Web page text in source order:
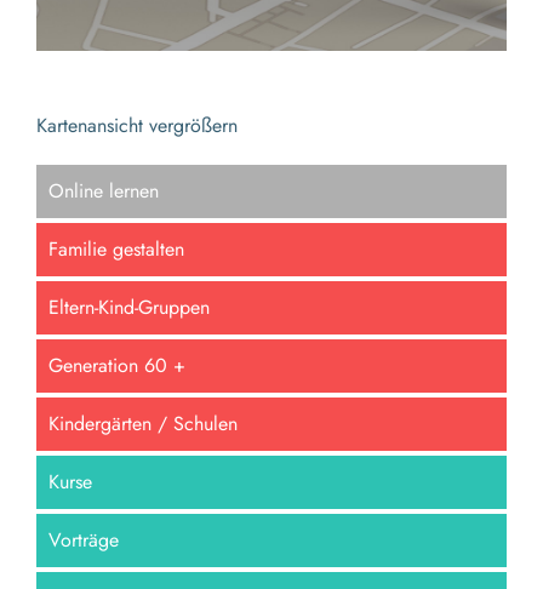
Kartenansicht vergrößern
Online lernen
Familie gestalten
Eltern-Kind-Gruppen
Generation 60 +
Kindergärten / Schulen
Kurse
Vorträge